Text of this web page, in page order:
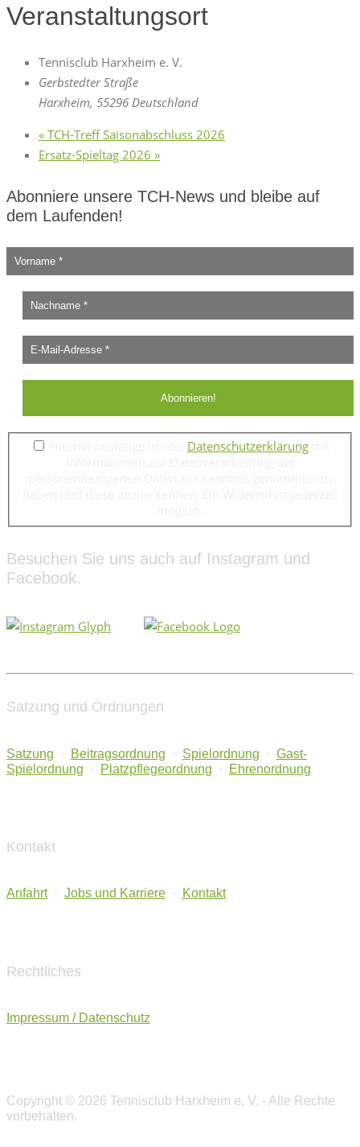
Veranstaltungsort
Tennisclub Harxheim e. V.
Gerbstedter Straße
Harxheim, 55296 Deutschland
« TCH-Treff Saisonabschluss 2026
Ersatz-Spieltag 2026 »
Abonniere unsere TCH-News und bleibe auf
dem Laufenden!
Datenschutzerklärungmit
Besuchen Sie uns auch auf Instagram und
Facebook.
Satzung und Ordnungen
Satzung · Beitragsordnung · Spielordnung · Gast-
Spielordnung
· Platzpflegeordnung · Ehrenordnung
Kontakt
Anfahrt · Jobs und Karriere · Kontakt
Rechtliches
Impressum / Datenschutz
Copyright © 2026 Tennisclub Harxheim e. V. - Alle Rechte
vorbehalten.